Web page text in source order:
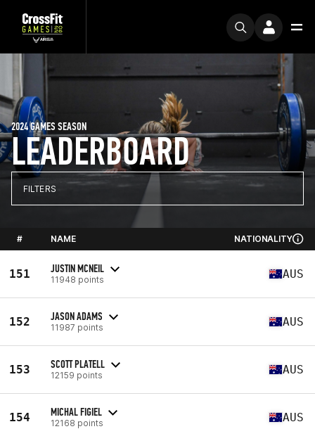
LEADERBOARD
2024 GAMES SEASON
FILTERS
# NAME NATIONALITY
151 JUSTIN MCNEIL
11948 points AUS
152 JASON ADAMS
11987 points AUS
153 SCOTT PLATELL
12159 points AUS
154 MICHAL FIGIEL
12168 points AUS